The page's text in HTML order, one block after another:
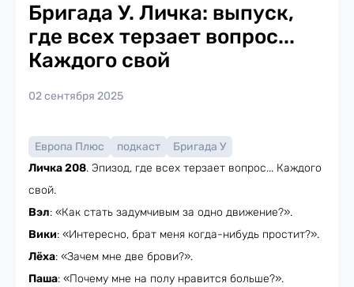
Бригада У. Личка: выпуск,
где всех терзает вопрос...
Каждого свой
02 сентября 2025
Европа Плюс подкаст
Бригада У
Личка 208. Эпизод, где всех терзает вопрос... Каждого
свой.
Вэл: «Как стать задумчивым за одно движение?».
Вики: «Интересно, брат меня когда-нибудь простит?».
Лёха: «Зачем мне две брови?».
Паша: «Почему мне на полу нравится больше?».